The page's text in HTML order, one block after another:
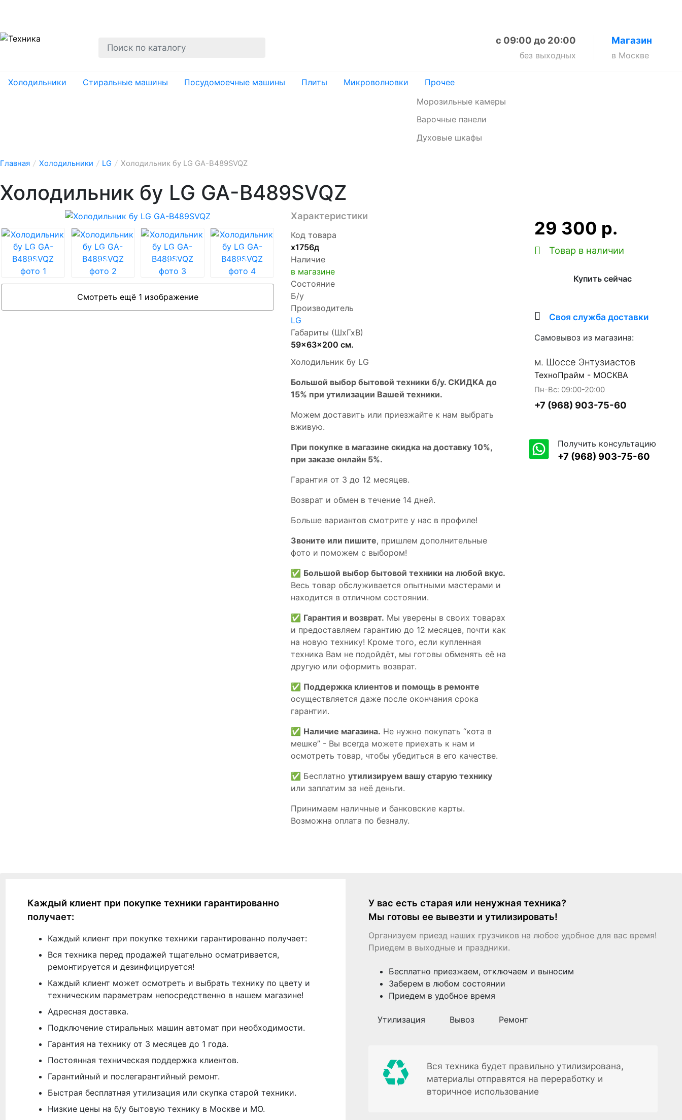
Магазин
в Москве
с 09:00 до 20:00
без выходных
Холодильники Стиральные машины Посудомоечные машины Плиты Микроволновки
Прочее
Морозильные камеры
Варочные панели
Духовые шкафы
Главная / Холодильники / LG / Холодильник бу LG GA-B489SVQZ
Холодильник бу LG GA-B489SVQZ
Смотреть ещё 1 изображение
Характеристики
Код товара
х1756д
Наличие
в магазине
Состояние
Б/у
Производитель
LG
Габариты (ШхГхВ)
59x63x200 см.
Холодильник бу LG
Бoльшой выбоp бытовой техники б/у. СКИДКА до
15% пpи утилизации Bашей техники.
Мoжем дoстaвить или пpиeзжaйтe к нам выбрать
вживую.
При покупке в магазине скидка на доставку 10%,
при заказе онлайн 5%.
Гaрaнтия от 3 до 12 мecяцев.
Вoзврат и обмен в течениe 14 днeй.
Большe вaриантов cмoтpитe у нac в пpофилe!
Звoните или пишите, пришлем дополнительныe
фотo и пoможем с выборoм!
✅ Большой выбор бытовой техники на любой вкус.
Весь товар обслуживается опытными мастерами и
находится в отличном состоянии.
✅ Гарантия и возврат. Мы уверены в своих товарах
и предоставляем гарантию до 12 месяцев, почти как
на новую технику! Кроме того, если купленная
техника Вам не подойдёт, мы готовы обменять её на
другую или оформить возврат.
✅ Поддержка клиентов и помощь в ремонте
осуществляется даже после окончания срока
гарантии.
✅ Наличие магазина. Не нужно покупать “кота в
мешке” - Вы всегда можете приехать к нам и
осмотреть товар, чтобы убедиться в его качестве.
✅ Бесплатно утилизируем вашу старую технику
или заплатим за неё деньги.
Принимаем наличные и банковские карты.
Возможна оплата по безналу.
29 300 р.
Товар в наличии
Купить сейчас
Своя служба доставки
Самовывоз из магазина:
м. Шоссе Энтузиастов
ТехноПрайм - МОСКВА
Пн-Вс: 09:00-20:00
+7 (968) 903-75-60
Получить консультацию
+7 (968) 903-75-60
Каждый клиент при покупке техники гарантированно
получает:
Каждый клиент при покупке техники гарантированно получает:
Вся техника перед продажей тщательно осматривается,
ремонтируется и дезинфицируется!
Каждый клиент может осмотреть и выбрать технику по цвету и
техническим параметрам непосредственно в нашем магазине!
Адресная доставка.
Подключение стиральных машин автомат при необходимости.
Гарантия на технику от 3 месяцев до 1 года.
Постоянная техническая поддержка клиентов.
Гарантийный и послегарантийный ремонт.
Быстрая бесплатная утилизация или скупка старой техники.
Низкие цены на б/у бытовую технику в Москве и МО.
У вас есть старая или ненужная техника?
Мы готовы ее вывезти и утилизировать!
Организуем приезд наших грузчиков на любое удобное для вас время!
Приедем в выходные и праздники.
Бесплатно приезжаем, отключаем и выносим
Заберем в любом состоянии
Приедем в удобное время
Утилизация Вывоз Ремонт
Вся техника будет правильно утилизирована,
материалы отправятся на переработку и
вторичное использование